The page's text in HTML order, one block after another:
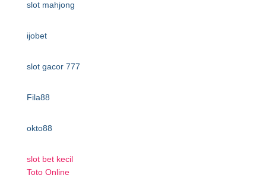
slot mahjong
ijobet
slot gacor 777
Fila88
okto88
slot bet kecil
Toto Online